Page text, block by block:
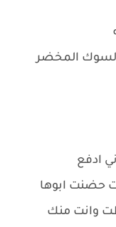
السوك المخضر
ادفع
حضنت ابوها
وانت منك